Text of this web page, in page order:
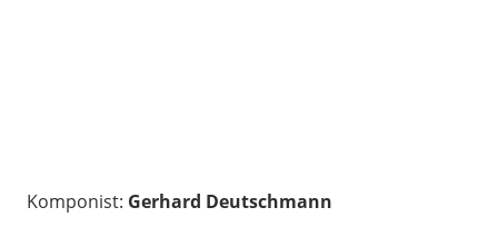
Komponist: Gerhard Deutschmann